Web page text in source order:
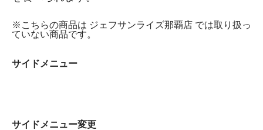
※こちらの商品は ジェフサンライズ那覇店 では取り扱っ
ていない商品です。
サイドメニュー
サイドメニュー変更